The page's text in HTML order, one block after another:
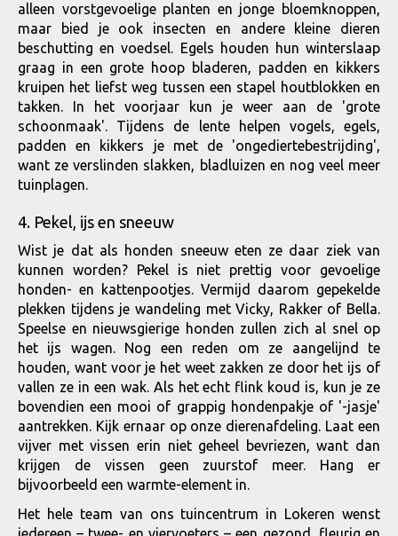
alleen vorstgevoelige planten en jonge bloemknoppen,
maar bied je ook insecten en andere kleine dieren
beschutting en voedsel. Egels houden hun winterslaap
graag in een grote hoop bladeren, padden en kikkers
kruipen het liefst weg tussen een stapel houtblokken en
takken. In het voorjaar kun je weer aan de 'grote
schoonmaak'. Tijdens de lente helpen vogels, egels,
padden en kikkers je met de 'ongediertebestrijding',
want ze verslinden slakken, bladluizen en nog veel meer
tuinplagen.
4. Pekel, ijs en sneeuw
Wist je dat als honden sneeuw eten ze daar ziek van
kunnen worden? Pekel is niet prettig voor gevoelige
honden- en kattenpootjes. Vermijd daarom gepekelde
plekken tijdens je wandeling met Vicky, Rakker of Bella.
Speelse en nieuwsgierige honden zullen zich al snel op
het ijs wagen. Nog een reden om ze aangelijnd te
houden, want voor je het weet zakken ze door het ijs of
vallen ze in een wak. Als het echt flink koud is, kun je ze
bovendien een mooi of grappig hondenpakje of '-jasje'
aantrekken. Kijk ernaar op onze dierenafdeling. Laat een
vijver met vissen erin niet geheel bevriezen, want dan
krijgen de vissen geen zuurstof meer. Hang er
bijvoorbeeld een warmte-element in.
Het hele team van ons tuincentrum in Lokeren wenst